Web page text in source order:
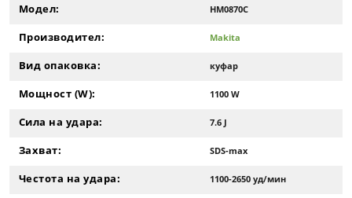
Модел: HM0870C
Производител: Makita
Вид опаковка: куфар
Мощност (W): 1100 W
Сила на удара: 7.6 J
Захват: SDS-max
Честота на удара: 1100-2650 уд/мин